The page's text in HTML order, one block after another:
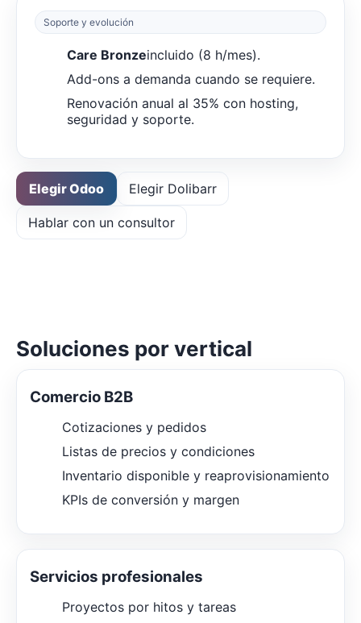
Soporte y evolución
Care Bronzeincluido (8 h/mes).
Add-ons a demanda cuando se requiere.
Renovación anual al 35% con hosting,
seguridad y soporte.
Elegir Odoo Elegir Dolibarr
Hablar con un consultor
Soluciones por vertical
Comercio B2B
Cotizaciones y pedidos
Listas de precios y condiciones
Inventario disponible y reaprovisionamiento
KPIs de conversión y margen
Servicios profesionales
Proyectos por hitos y tareas